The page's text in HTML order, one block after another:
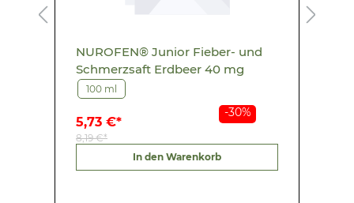
-30%
NUROFEN® Junior Fieber- und
Schmerzsaft Erdbeer 40 mg
100 ml
5,73 €*
8,19 €*
In den Warenkorb